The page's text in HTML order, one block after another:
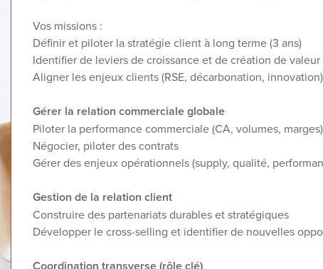
Vos missions :
Définir et piloter la stratégie client à long terme (3 ans)
Identifier de leviers de croissance et de création de valeur
Aligner les enjeux clients (RSE, décarbonation,
Gérer la relation commerciale globale
Piloter la performance commerciale (CA, volumes, marges)
Négocier, piloter des contrats
Gérer des enjeux opérationnels (supply, qualité,
Gestion de la relation client
Construire des partenariats durables et stratégiques
Développer le cross-selling et identifier de nouvelles
Coordination transverse (rôle clé)